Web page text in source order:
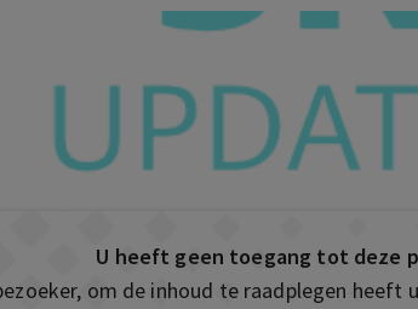
U heeft geen toegang tot deze
om de inhoud te raadplegen heeft